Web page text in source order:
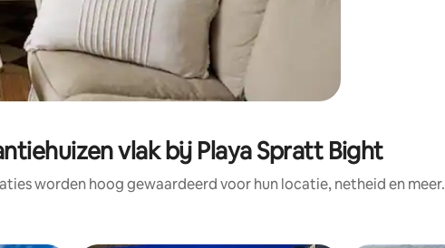
vlak bij Playa Spratt Bight
worden hoog gewaardeerd voor hun locatie, netheid en meer.